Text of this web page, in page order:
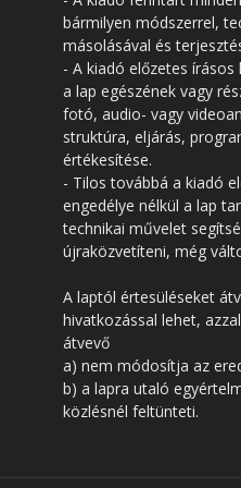
bármilyen módszerrel,
másolásával és
- A kiadó előzetes
a lap egészének vagy
fotó, audio- vagy
struktúra, eljárás,
értékesítése.
- Tilos továbbá a kiadó
engedélye nélkül a lap
technikai művelet
újraközvetíteni, még
A laptól értesüléseket
hivatkozással lehet,
átvevő
a) nem módosítja az
b) a lapra utaló
közlésnél feltünteti.